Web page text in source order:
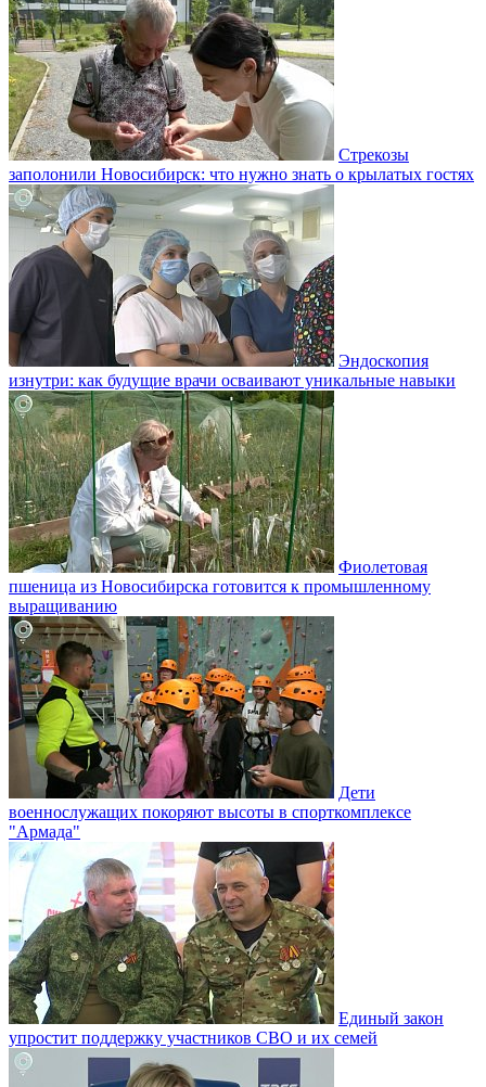
Стрекозы
заполонили Новосибирск: что нужно знать о крылатых гостях
Эндоскопия
изнутри: как будущие врачи осваивают уникальные навыки
Фиолетовая
пшеница из Новосибирска готовится к промышленному
выращиванию
Дети
военнослужащих покоряют высоты в спорткомплексе
"Армада"
Единый закон
упростит поддержку участников СВО и их семей